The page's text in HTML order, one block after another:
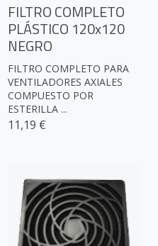
FILTRO COMPLETO
PLÁSTICO 120x120
NEGRO
FILTRO COMPLETO PARA
VENTILADORES AXIALES
COMPUESTO POR
ESTERILLA ...
11,19 €